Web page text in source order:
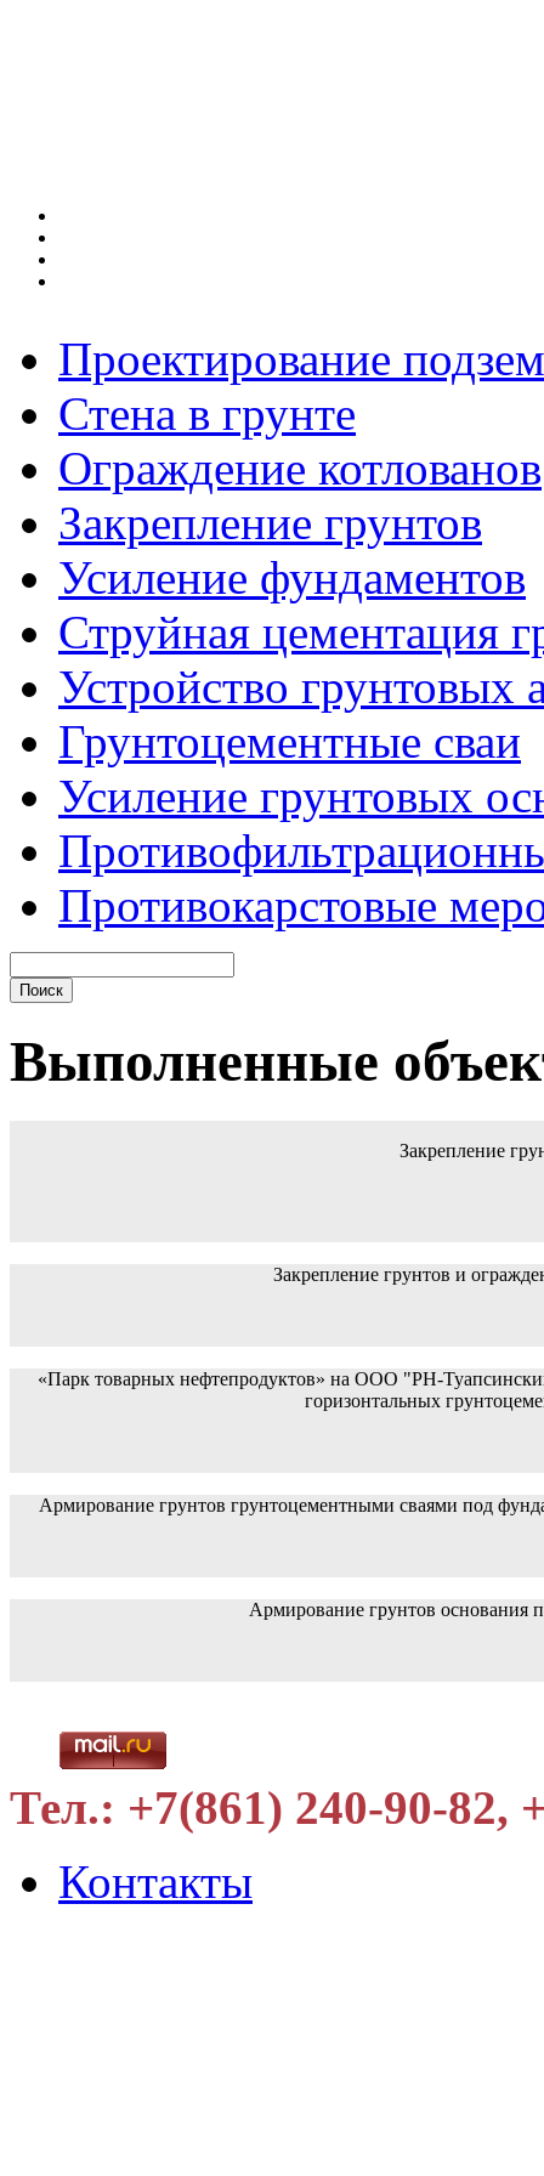
Проектирование
Стена в грунте
Ограждение котлованов
Закрепление грунтов
Усиление фундаментов
Струйная цементация
Устройство грунтовых
Грунтоцементные сваи
Усиление грунтовых
Противокарстовые
Выполненные
Закрепление
Закрепление грунтов и
«Парк товарных нефтепродуктов» на ООО "РН-
горизонтальных
Армирование грунтов грунтоцементными сваями под
Армирование грунтов основания
Тел.: +7(861) 240-90-82,
Контакты